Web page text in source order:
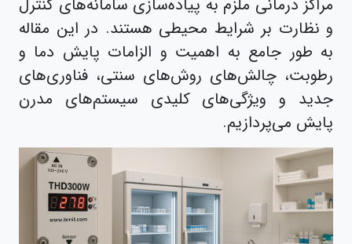
مراکز درمانی ملزم به پیاده‌سازی سامانه‌های کنترل
و نظارت بر شرایط محیطی هستند. در این مقاله
به طور جامع به اهمیت و الزامات پایش دما و
رطوبت، چالش‌های روش‌های سنتی، فناوری‌های
جدید و ویژگی‌های کلیدی سیستم‌های مدرن
پایش می‌پردازیم.